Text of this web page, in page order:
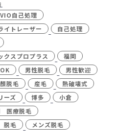
VIO自己処理
イトレーザー
自己処理
クスプロプラス
福岡
男性脱毛
男性歓迎
顏脱毛 産毛
熱破壊式
ーズ
博多
小倉
医療脱毛
脱毛
メンズ脱毛